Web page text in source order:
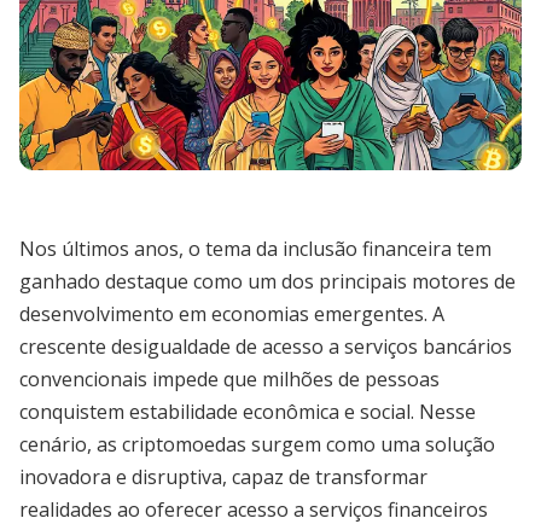
Nos últimos anos, o tema da inclusão financeira tem
ganhado destaque como um dos principais motores de
desenvolvimento em economias emergentes. A
crescente desigualdade de acesso a serviços bancários
convencionais impede que milhões de pessoas
conquistem estabilidade econômica e social. Nesse
cenário, as criptomoedas surgem como uma solução
inovadora e disruptiva, capaz de transformar
realidades ao oferecer acesso a serviços financeiros